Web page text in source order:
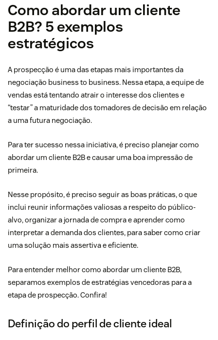
Como abordar um cliente
B2B? 5 exemplos
estratégicos
A prospecção é uma das etapas mais importantes da
negociação business to business. Nessa etapa, a equipe de
vendas está tentando atrair o interesse dos clientes e
“testar” a maturidade dos tomadores de decisão em relação
a uma futura negociação.
Para ter sucesso nessa iniciativa, é preciso planejar como
abordar um cliente B2B e causar uma boa impressão de
primeira.
Nesse propósito, é preciso seguir as boas práticas, o que
inclui reunir informações valiosas a respeito do público-
alvo, organizar a jornada de compra e aprender como
interpretar a demanda dos clientes, para saber como criar
uma solução mais assertiva e eficiente.
Para entender melhor como abordar um cliente B2B,
separamos exemplos de estratégias vencedoras para a
etapa de prospecção. Confira!
Definição do perfil de cliente ideal